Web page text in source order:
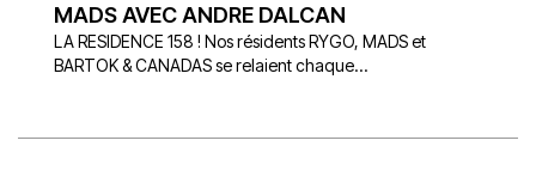
MADS AVEC ANDRE DALCAN
LA RESIDENCE 158 ! Nos résidents RYGO, MADS et
BARTOK & CANADAS se relaient chaque...